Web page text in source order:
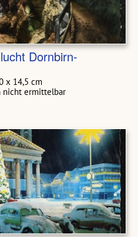
Dornbirn-
x 14,5 cm
nicht ermittelbar